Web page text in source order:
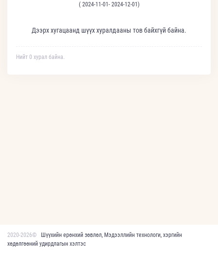
( 2024-11-01- 2024-12-01)
Дээрх хугацаанд шүүх хуралдааны тов байхгүй байна.
Нийт 0 хурал байна.
2020-2026©
Шүүхийн ерөнхий зөвлөл, Мэдээллийн технологи, хэргийн
хөдөлгөөний удирдлагын хэлтэс